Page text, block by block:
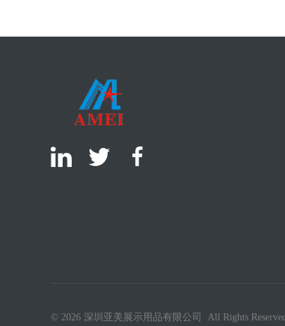
© 2026 深圳亚美展示用品有限公司 All Rights